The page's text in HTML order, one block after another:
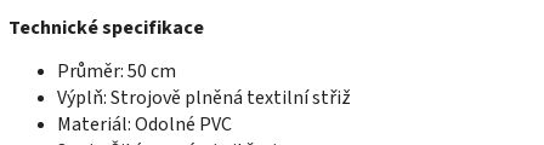
Technické specifikace
Průměr: 50 cm
Výplň: Strojově plněná textilní střiž
Materiál: Odolné PVC